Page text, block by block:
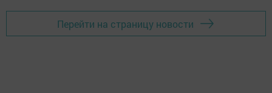
Перейти на страницу новости